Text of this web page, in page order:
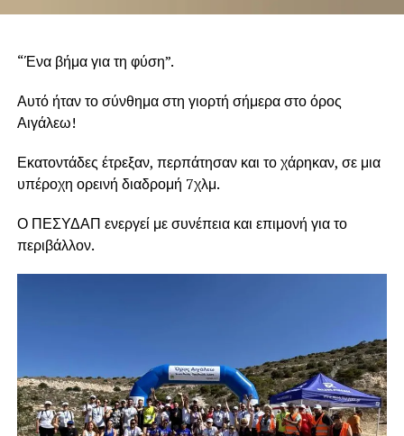
“Ένα βήμα για τη φύση”.
Αυτό ήταν το σύνθημα στη γιορτή σήμερα στο όρος
Αιγάλεω!
Εκατοντάδες έτρεξαν, περπάτησαν και το χάρηκαν, σε μια
υπέροχη ορεινή διαδρομή 7χλμ.
Ο ΠΕΣΥΔΑΠ ενεργεί με συνέπεια και επιμονή για το
περιβάλλον.